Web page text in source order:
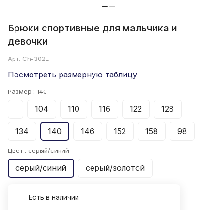
Брюки спортивные для мальчика и
девочки
Арт. Ch-302E
Посмотреть размерную таблицу
Размер : 140
104 110 116 122 128
134 140 146 152 158 98
Цвет : серый/синий
серый/синий серый/золотой
Есть в наличии